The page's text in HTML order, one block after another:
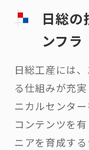
日総の
ンフラ
日総工産には
る仕組みが充
ニカルセンタ
コンテンツを
ニアを育成する